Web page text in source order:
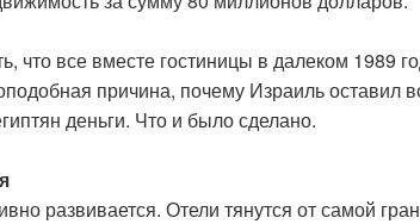
что все вместе гостиницы в далеком 1989
причина, почему Израиль оставил
деньги. Что и было сделано.
развивается. Отели тянутся от самой